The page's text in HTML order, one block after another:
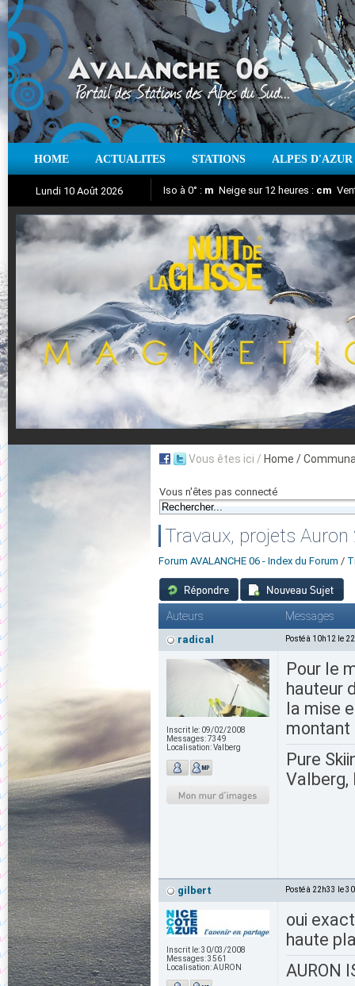
HOME ACTUALITES STATIONS ALPES D'AZUR
Lundi 10 Août 2026
Aujourd'hui : T° Min : °C T° Max :°C
Iso à 0° : m Neige sur 12 heures : cm
Suivez en direct l'actualité des stations
Nuit de la Glisse 2018
Vous êtes ici / Home /
Vous n'êtes pas connecté
Travaux, projets
Forum AVALANCHE 06 - Index du Forum /
Auteurs Messages
radical Posté à 10h12 le
Inscrit le: 09/02/2008
Messages:7349
Localisation:Valberg
Pour le
hauteur
la mise
montant
Pure
Valberg,
gilbert Posté à 22h33 le
Inscrit le:30/03/2008
Messages:3561
Localisation:AURON
oui
haute
AURON